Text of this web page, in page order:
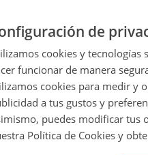
de
cookies y tecnologías
funcionar de manera
cookies para medir y
a tus gustos y
puedes modificar tus
Política de Cookies y